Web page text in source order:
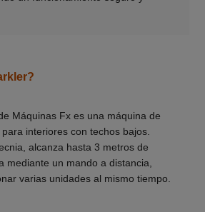
Máquinas Fx es una máquina de
interiores con techos bajos.
alcanza hasta 3 metros de
mediante un mando a distancia,
varias unidades al mismo tiempo.